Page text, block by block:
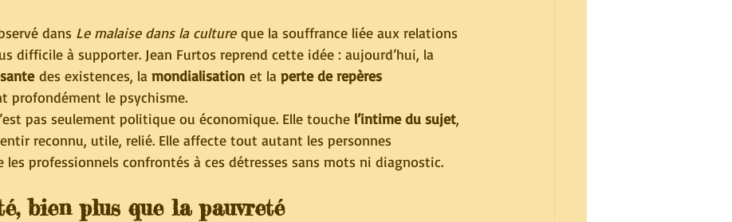
dans Le malaise dans la culture que la souffrance liée aux relations
difficile à supporter. Jean Furtos reprend cette idée : aujourd’hui, la
des existences, la mondialisation et la perte de repères
profondément le psychisme.
pas seulement politique ou économique. Elle touche l’intime du sujet,
reconnu, utile, relié. Elle affecte tout autant les personnes
les professionnels confrontés à ces détresses sans mots ni diagnostic.
bien plus que la pauvreté